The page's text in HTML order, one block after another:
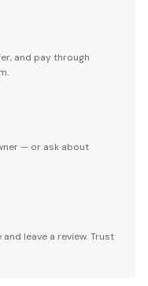
and pay through
— or ask about
leave a review. Trust